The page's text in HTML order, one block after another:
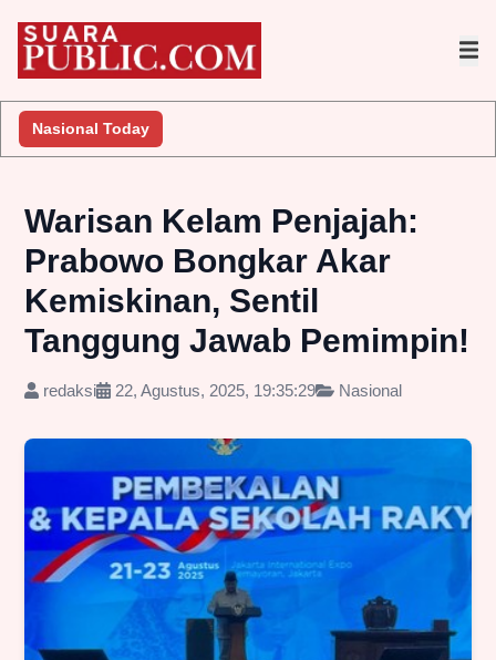
Nasional Today
Warisan Kelam Penjajah:
Prabowo Bongkar Akar
Kemiskinan, Sentil
Tanggung Jawab Pemimpin!
redaksi 22, Agustus, 2025, 19:35:29 Nasional